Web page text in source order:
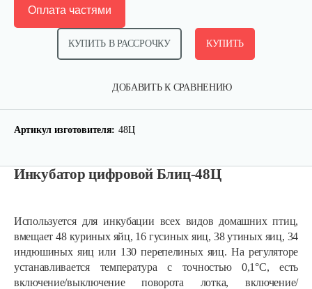
ДОБАВИТЬ К СРАВНЕНИЮ
КУПИТЬ В РАССРОЧКУ КУПИТЬ
Оплата частями
Артикул изготовителя: 48Ц
Инкубатор цифровой Блиц-48Ц
Используется для инкубации всех видов домашних птиц,
вмещает 48 куриных яйц, 16 гусиных яиц, 38 утиных яиц, 34
индюшиных яиц или 130 перепелиных яиц. На регуляторе
устанавливается температура с точностью 0,1°С, есть
включение/выключение поворота лотка, включение/